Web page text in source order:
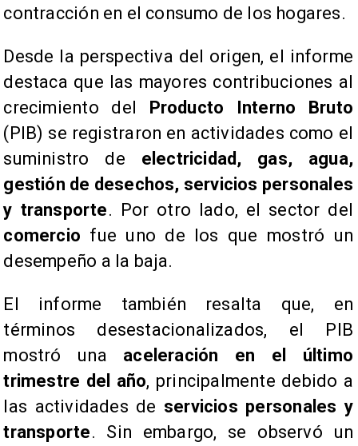
contracción en el consumo de los hogares.
​Desde la perspectiva del origen, el informe
destaca que las mayores contribuciones al
crecimiento del Producto Interno Bruto
(PIB) se registraron en actividades como el
suministro de electricidad, gas, agua,
gestión de desechos, servicios personales
y transporte. Por otro lado, el sector del
comercio fue uno de los que mostró un
desempeño a la baja.
​El informe también resalta que, en
términos desestacionalizados, el PIB
mostró una aceleración en el último
trimestre del año, principalmente debido a
las actividades de servicios personales y
transporte. Sin embargo, se observó un